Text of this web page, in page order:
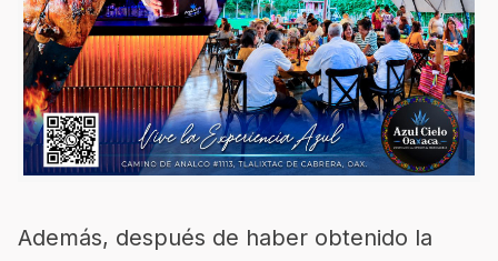
Además, después de haber obtenido la